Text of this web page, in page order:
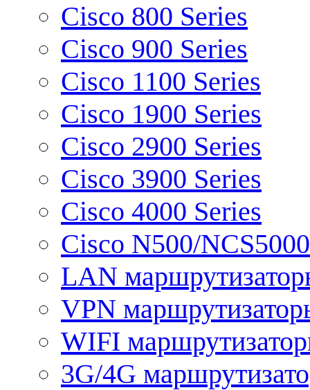
Cisco 800 Series
Cisco 900 Series
Cisco 1100 Series
Cisco 1900 Series
Cisco 2900 Series
Cisco 3900 Series
Cisco 4000 Series
Cisco N500/
LAN
VPN
WIFI
3G/4G